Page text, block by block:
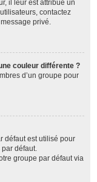
il leur est attribué un
contactez
privé.
couleur différente ?
d’un groupe pour
défaut est utilisé pour
défaut.
groupe par défaut via